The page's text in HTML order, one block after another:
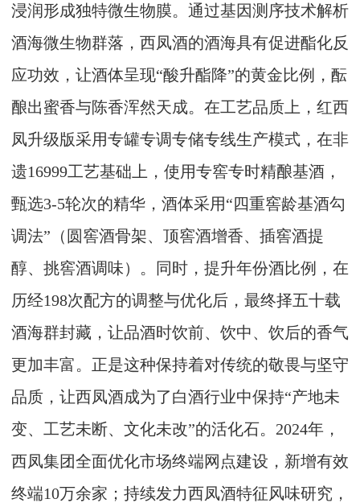
浸润形成独特微生物膜。通过基因测序技术解析
酒海微生物群落，西凤酒的酒海具有促进酯化反
应功效，让酒体呈现“酸升酯降”的黄金比例，酝
酿出蜜香与陈香浑然天成。在工艺品质上，红西
凤升级版采用专罐专调专储专线生产模式，在非
遗16999工艺基础上，使用专窖专时精酿基酒，
甄选3-5轮次的精华，酒体采用“四重窖龄基酒勾
调法”（圆窖酒骨架、顶窖酒增香、插窖酒提
醇、挑窖酒调味）。同时，提升年份酒比例，在
历经198次配方的调整与优化后，最终择五十载
酒海群封藏，让品酒时饮前、饮中、饮后的香气
更加丰富。正是这种保持着对传统的敬畏与坚守
品质，让西凤酒成为了白酒行业中保持“产地未
变、工艺未断、文化未改”的活化石。2024年，
西凤集团全面优化市场终端网点建设，新增有效
终端10万余家；持续发力西凤酒特征风味研究，